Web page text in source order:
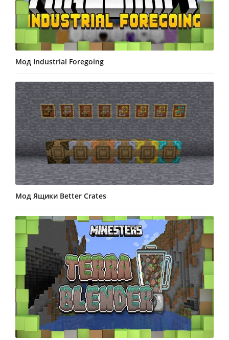
Мод Industrial Foregoing
Мод Ящики Better Crates